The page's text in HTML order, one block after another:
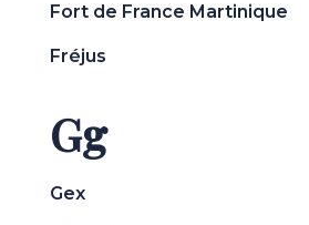
Fort de France Martinique
Fréjus
Gg
Gex